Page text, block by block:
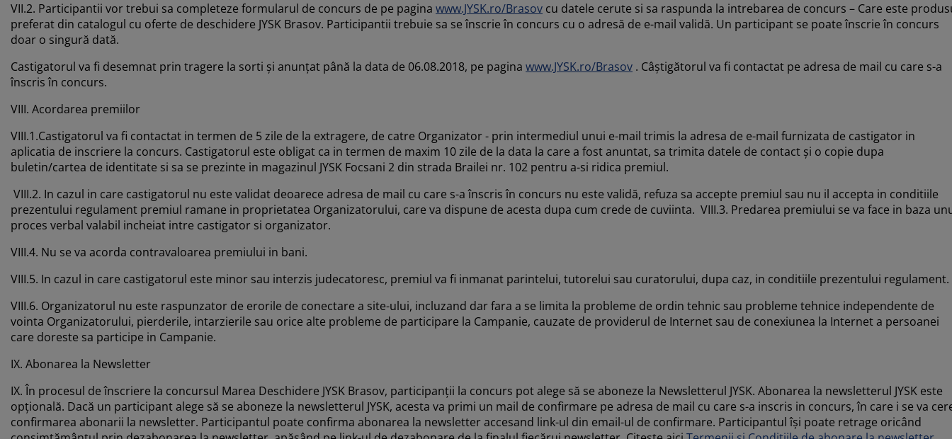
VII.2. Participantii vor trebui sa completeze formularul de concurs de pe pagina www.JYSK.ro/Brasov cu datele cerute si sa raspunda la intrebarea de concurs – Care este
preferat din catalogul cu oferte de deschidere JYSK Brasov. Participantii trebuie sa se înscrie în concurs cu o adresă de e-mail validă. Un participant se poate înscrie în concurs
doar o singură dată.
Castigatorul va fi desemnat prin tragere la sorti și anunțat până la data de 06.08.2018, pe pagina www.JYSK.ro/Brasov . Câștigătorul va fi contactat pe adresa de mail cu care s-a
înscris în concurs.
VIII. Acordarea premiilor
VIII.1.Castigatorul va fi contactat in termen de 5 zile de la extragere, de catre Organizator - prin intermediul unui e-mail trimis la adresa de e-mail furnizata de castigator in
aplicatia de inscriere la concurs. Castigatorul este obligat ca in termen de maxim 10 zile de la data la care a fost anuntat, sa trimita datele de contact și o copie dupa
buletin/cartea de identitate si sa se prezinte in magazinul JYSK Focsani 2 din strada Brailei nr. 102 pentru a-si ridica premiul.
VIII.2. In cazul in care castigatorul nu este validat deoarece adresa de mail cu care s-a înscris în concurs nu este validă, refuza sa accepte premiul sau nu il accepta in conditiile
prezentului regulament premiul ramane in proprietatea Organizatorului, care va dispune de acesta dupa cum crede de cuviinta. VIII.3. Predarea premiului se va face in baza
proces verbal valabil incheiat intre castigator si organizator.
VIII.4. Nu se va acorda contravaloarea premiului in bani.
VIII.5. In cazul in care castigatorul este minor sau interzis judecatoresc, premiul va fi inmanat parintelui, tutorelui sau curatorului, dupa caz, in conditiile prezentului regulament.
VIII.6. Organizatorul nu este raspunzator de erorile de conectare a site-ului, incluzand dar fara a se limita la probleme de ordin tehnic sau probleme tehnice independente de
vointa Organizatorului, pierderile, intarzierile sau orice alte probleme de participare la Campanie, cauzate de providerul de Internet sau de conexiunea la Internet a persoanei
care doreste sa participe in Campanie.
IX. Abonarea la Newsletter
IX. În procesul de înscriere la concursul Marea Deschidere JYSK Brasov, participanții la concurs pot alege să se aboneze la Newsletterul JYSK. Abonarea la newsletterul JYSK este
opțională. Dacă un participant alege să se aboneze la newsletterul JYSK, acesta va primi un mail de confirmare pe adresa de mail cu care s-a inscris in concurs, în care i se va
confirmarea abonarii la newsletter. Participantul poate confirma abonarea la newsletter accesand link-ul din email-ul de confirmare. Participantul își poate retrage oricând